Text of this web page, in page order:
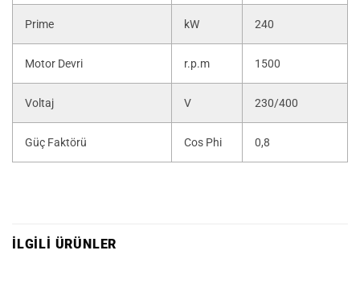
Prime kW 240
Motor Devri r.p.m 1500
Voltaj V 230/400
Güç Faktörü Cos Phi 0,8
İLGILI ÜRÜNLER